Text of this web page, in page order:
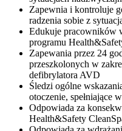
Zapewnia i kontroluje
radzenia sobie z
Edukuje pracowników
programu
Zapewania przez 24
przeszkolonych w
defibrylatora AVD
Śledzi ogólne
otoczenie, spełniające
Odpowiada za
Health&Safety